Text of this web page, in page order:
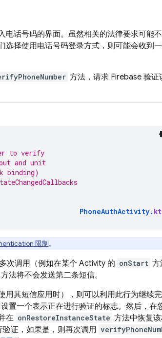
话号码的界面。虽然相关的法律要求可能
选择使用电话号码登录方式，则可能会收到
方法，请求 Firebase 验证
to verify
and unit
binding)
PhoneAuthActivity. kt
限制。
次调用（例如在某个 Activity 的 onStart 方
方法将不会发送第二条短信。
其短信应用时），则可以利用此行为继续
置一个表示正在进行验证的标志。然后，在
在 onRestoreInstanceState 方法中恢复该
证，如果是，则再次调用